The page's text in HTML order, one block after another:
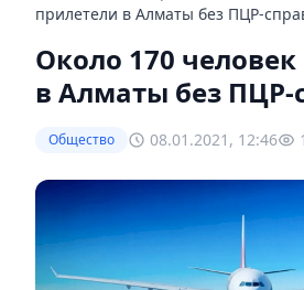
прилетели в Алматы без ПЦР-
Около 170
в Алматы без ПЦР-
Общество 08.01.2021, 12:46